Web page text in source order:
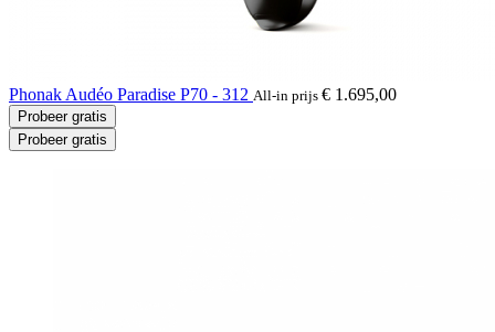
Phonak Audéo Paradise P70 - 312 All-in prijs € 1.695,00
Probeer gratis
Probeer gratis